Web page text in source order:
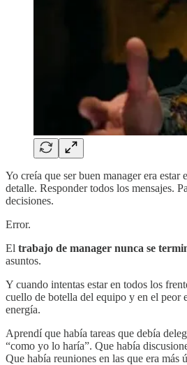
Yo creía que ser buen manager era estar
detalle. Responder todos los mensajes.
decisiones.
Error.
El trabajo de manager nunca se
asuntos.
Y cuando intentas estar en todos los
cuello de botella del equipo y en el peor
energía.
Aprendí que había tareas que debía
“como yo lo haría”. Que había
Que había reuniones en las que era más